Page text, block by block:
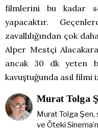
filmlerini bu kadar
yapacaktır.
zavallılığından çok
Alper Mestçi
ancak 30 dk yeten
kavuştuğunda asıl filmi
Murat Tolga
Murat Tolga
ve Öteki